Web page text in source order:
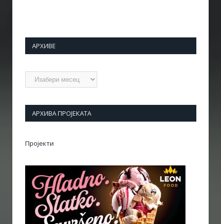
АРХИВЕ
Архиве
АРХИВА ПРОЈЕКАТА
Пројекти